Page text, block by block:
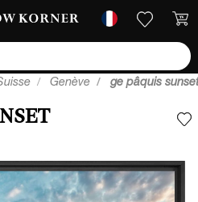
Genève ge pâquis